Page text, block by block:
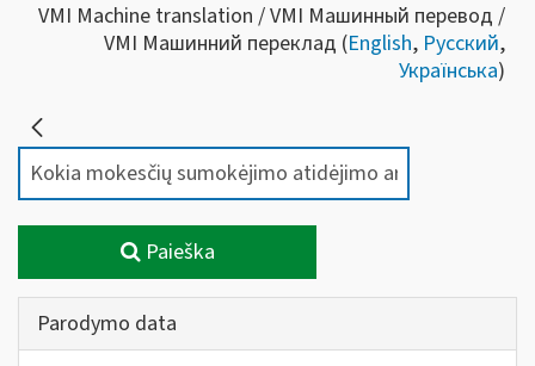
VMI Machine translation / VMI Машинный перевод /
VMI Машинний переклад (English, Русский,
Українська)
Paieška
Parodymo data